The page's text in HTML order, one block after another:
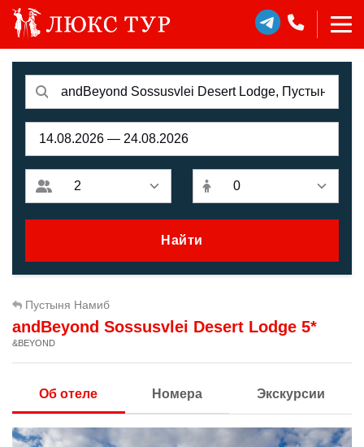
Найти
Пустыня Намиб
andBeyond Sossusvlei Desert Lodge 5*
&BEYOND
Об отеле Номера Экскурсии